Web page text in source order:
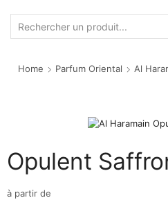
Home Parfum Oriental Al
Opulent
à partir de